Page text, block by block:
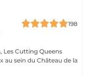
198
au sein du Château de la